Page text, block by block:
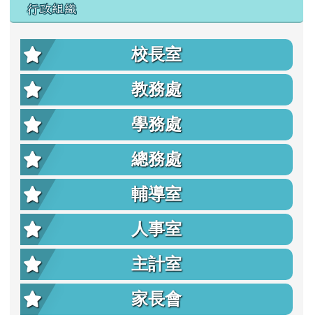
行政組織
校長室
教務處
學務處
總務處
輔導室
人事室
主計室
家長會